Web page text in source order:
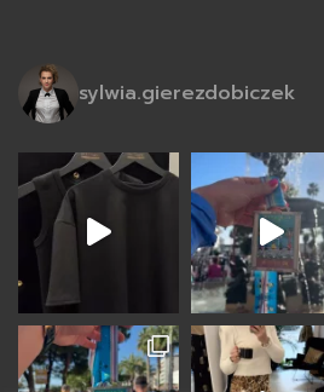
sylwia.gierezdobiczek